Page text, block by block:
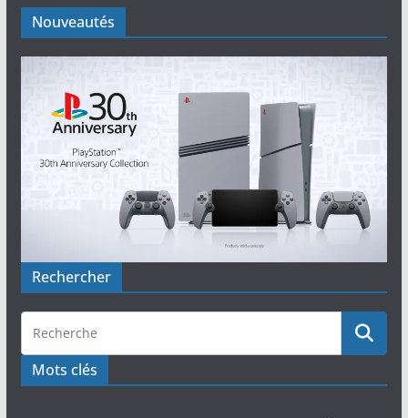
Nouveautés
Rechercher
Mots clés